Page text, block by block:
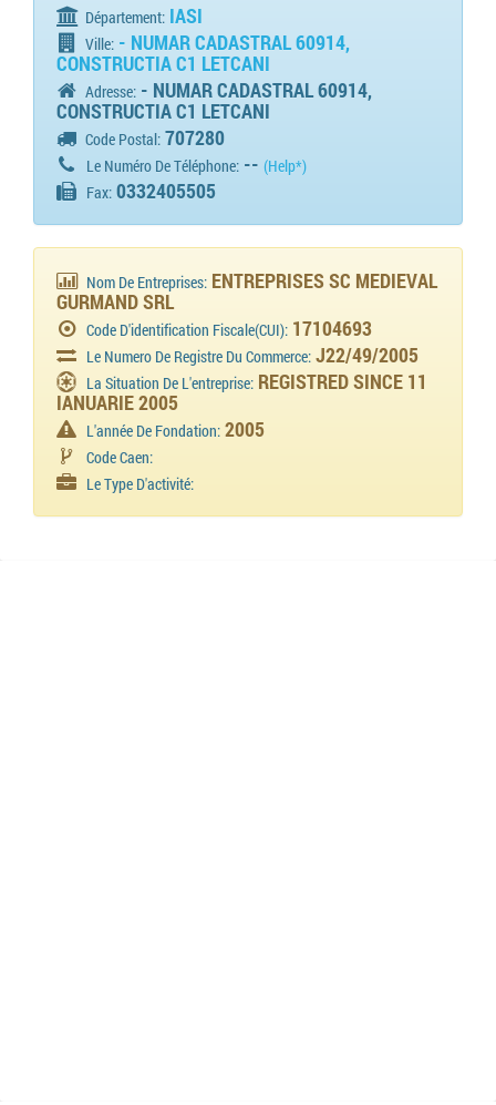
Département: IASI
Ville: - NUMAR CADASTRAL 60914,
CONSTRUCTIA C1 LETCANI
Adresse: - NUMAR CADASTRAL 60914,
CONSTRUCTIA C1 LETCANI
Code Postal: 707280
Le Numéro De Téléphone: --(Help*)
Fax: 0332405505
Nom De Entreprises: ENTREPRISES SC MEDIEVAL
GURMAND SRL
Code D'identification Fiscale(CUI): 17104693
Le Numero De Registre Du Commerce: J22/49/2005
La Situation De L'entreprise: REGISTRED SINCE 11
IANUARIE 2005
L'année De Fondation: 2005
Code Caen:
Le Type D'activité: